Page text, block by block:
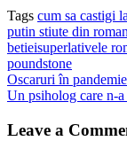
Tags cum sa castigi
putin stiute din
betieisuperlativele
poundstone
Oscaruri în
Un psiholog care n-a
Leave a